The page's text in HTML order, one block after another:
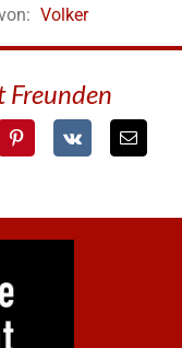
Volker
Freunden